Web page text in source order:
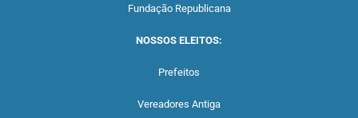
Fundação Republicana
NOSSOS ELEITOS:
Prefeitos
Vereadores Antiga